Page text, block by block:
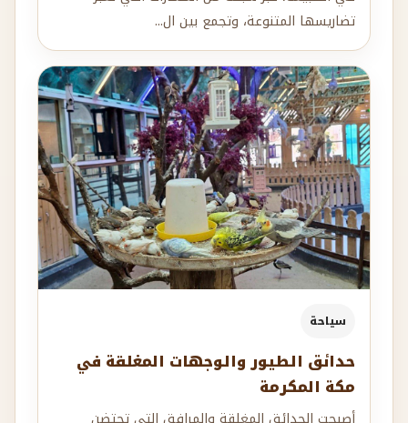
تضاريسها المتنوعة، وتجمع بين ال...
سياحة
حدائق الطيور والوجهات المغلقة في
مكة المكرمة